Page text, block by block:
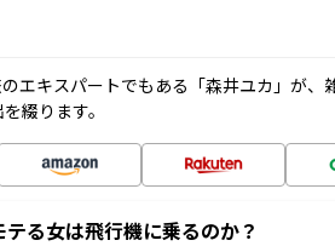
エキスパートでもある「森井ユカ」が、
綴ります。
る女は飛行機に乗るのか？